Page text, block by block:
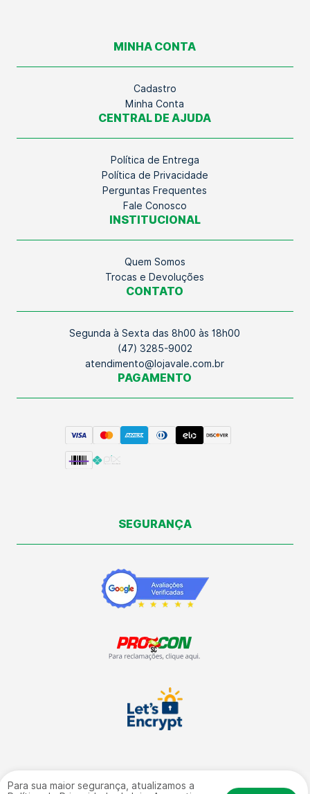
Para sua maior segurança, atualizamos a
MINHA CONTA
Cadastro
Minha Conta
CENTRAL DE AJUDA
Política de Entrega
Política de Privacidade
Perguntas Frequentes
Fale Conosco
INSTITUCIONAL
Quem Somos
Trocas e Devoluções
CONTATO
Segunda à Sexta das 8h00 às 18h00
(47) 3285-9002
atendimento@lojavale.com.br
PAGAMENTO
SEGURANÇA
Vale Automação Industrial LTDA | CNPJ: 09.504.672/0001-09 | Rua: